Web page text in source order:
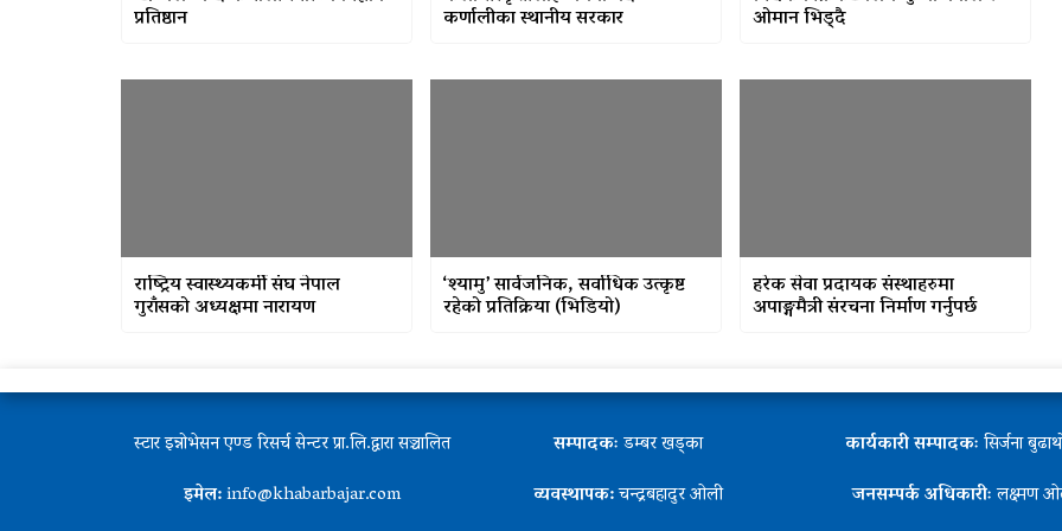
प्रतिष्ठान कर्णालीका स्थानीय सरकार ओमान भिड्दै
राष्ट्रिय स्वास्थ्यकर्मी संघ नेपाल
गुराँसको अध्यक्षमा नारायण
‘श्यामु’ सार्वजनिक, सर्वाधिक उत्कृष्ट
रहेको प्रतिक्रिया (भिडियो)
हरेक सेवा प्रदायक संस्थाहरुमा
अपाङ्गमैत्री संरचना निर्माण गर्नुपर्छ
स्टार इन्नोभेसन एण्ड रिसर्च सेन्टर प्रा.लि.द्वारा सञ्चालित
इमेल:info@khabarbajar.com
सम्पादकःडम्बर खड्का
व्यवस्थापक:चन्द्रबहादुर ओली
कार्यकारी सम्पादकःसिर्जना
जनसम्पर्क अधिकारीःलक्ष्मण